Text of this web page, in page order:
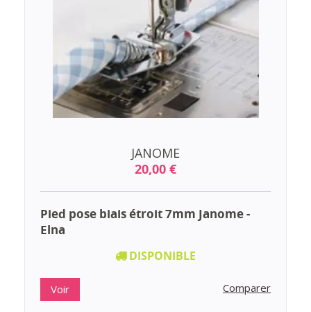
JANOME
20,00 €
Pied pose biais étroit 7mm Janome -
Elna
DISPONIBLE
Voir Comparer